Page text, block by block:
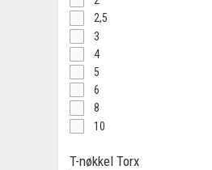
2,5
3
4
5
6
8
10
T-nøkkel Torx